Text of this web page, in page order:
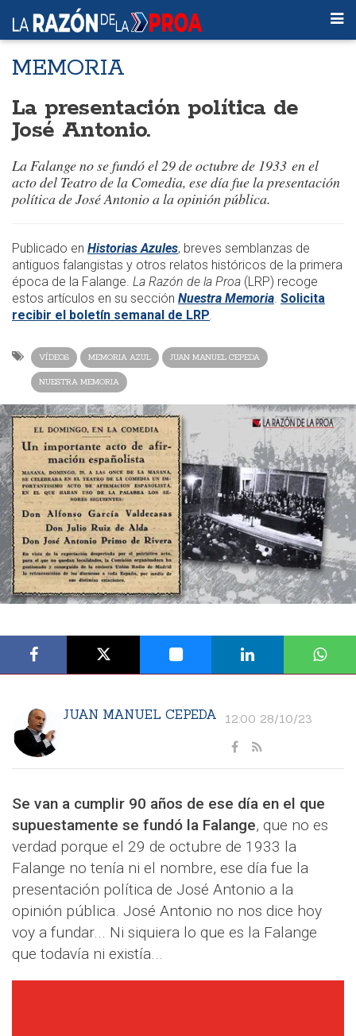
MEMORIA
La presentación política de
José Antonio.
La Falange no se fundó el 29 de octubre de 1933 en el
acto del Teatro de la Comedia, ese día fue la presentación
política de José Antonio a la opinión pública.
Publicado en Historias Azules, breves semblanzas de
antiguos falangistas y otros relatos históricos de la primera
época de la Falange. La Razón de la Proa (LRP) recoge
estos artículos en su sección Nuestra Memoria. Solicita
recibir el boletín semanal de LRP.
VÍDEOS MEMORIA AZUL JUAN MANUEL CEPEDA
NUESTRA MEMORIA
JUAN MANUEL CEPEDA 12:00 28/10/23
Se van a cumplir 90 años de ese día en el que
supuestamente se fundó la Falange, que no es
verdad porque el 29 de octubre de 1933 la
Falange no tenía ni el nombre, ese día fue la
presentación política de José Antonio a la
opinión pública. José Antonio no nos dice hoy
voy a fundar... Ni siquiera lo que es la Falange
que todavía ni existía...